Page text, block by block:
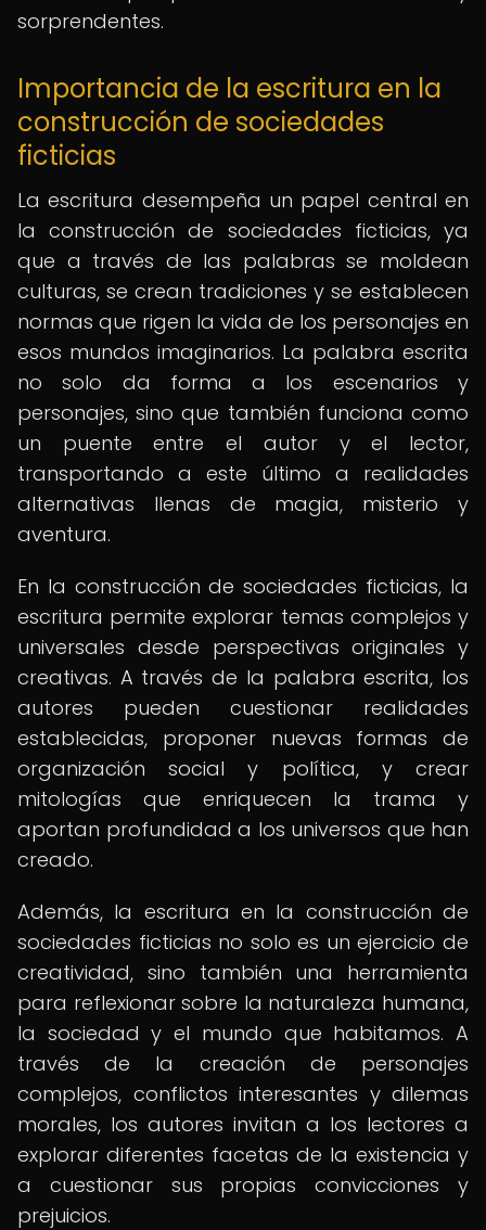
sorprendentes.
Importancia de la escritura en la
construcción de sociedades
ficticias
La escritura desempeña un papel central en
la construcción de sociedades ficticias, ya
que a través de las palabras se moldean
culturas, se crean tradiciones y se establecen
normas que rigen la vida de los personajes en
esos mundos imaginarios. La palabra escrita
no solo da forma a los escenarios y
personajes, sino que también funciona como
un puente entre el autor y el lector,
transportando a este último a realidades
alternativas llenas de magia, misterio y
aventura.
En la construcción de sociedades ficticias, la
escritura permite explorar temas complejos y
universales desde perspectivas originales y
creativas. A través de la palabra escrita, los
autores pueden cuestionar realidades
establecidas, proponer nuevas formas de
organización social y política, y crear
mitologías que enriquecen la trama y
aportan profundidad a los universos que han
creado.
Además, la escritura en la construcción de
sociedades ficticias no solo es un ejercicio de
creatividad, sino también una herramienta
para reflexionar sobre la naturaleza humana,
la sociedad y el mundo que habitamos. A
través de la creación de personajes
complejos, conflictos interesantes y dilemas
morales, los autores invitan a los lectores a
explorar diferentes facetas de la existencia y
a cuestionar sus propias convicciones y
prejuicios.